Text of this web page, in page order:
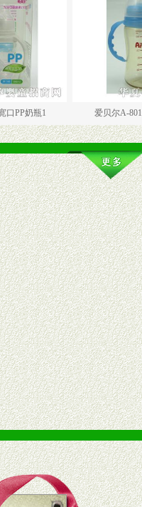
爱贝尔A-8016PPSU金色贵